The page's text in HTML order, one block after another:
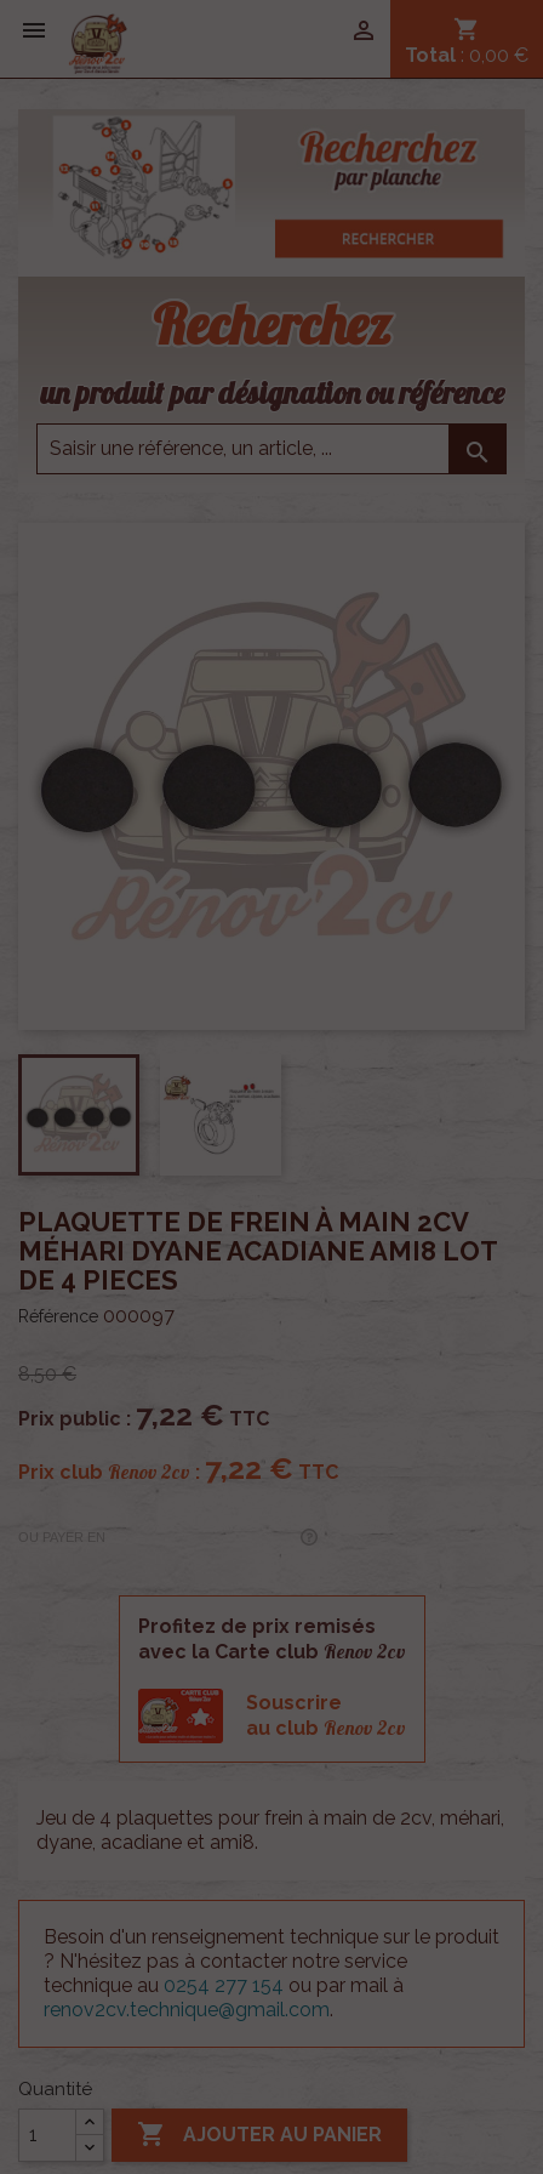
 shopping_cart
Total : 0,00 €

Recherchez
un produit par désignation ou référence

PLAQUETTE DE FREIN À MAIN 2CV
MÉHARI DYANE ACADIANE AMI8 LOT
DE 4 PIECES
Référence 000097
8,50 €
Prix public : 7,22 € TTC
Prix club Renov 2cv : 7,22 € TTC
Profitez de prix remisés
avec la Carte club Renov 2cv
Souscrire
au club Renov 2cv
Jeu de 4 plaquettes pour frein à main de 2cv, méhari,
dyane, acadiane et ami8.
Besoin d'un renseignement technique sur le produit
? N'hésitez pas à contacter notre service
technique au 0254 277 154 ou par mail à
renov2cv.technique@gmail.com.
Quantité
 AJOUTER AU PANIER